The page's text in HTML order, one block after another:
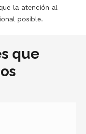
la atención al
posible.
que